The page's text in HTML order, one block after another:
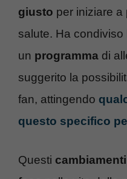
giusto per iniziare a
salute. Ha condiviso
un programma di
suggerito la
fan, attingendo
questo specifico
Questi cambiamenti